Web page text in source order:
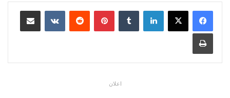
لينكدإن بينتيريست مشاركة عبر البريد
طباعة
اعلان